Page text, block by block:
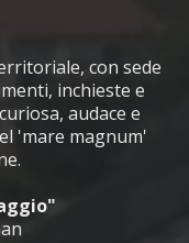
con sede
inchieste e
audace e
'mare magnum'